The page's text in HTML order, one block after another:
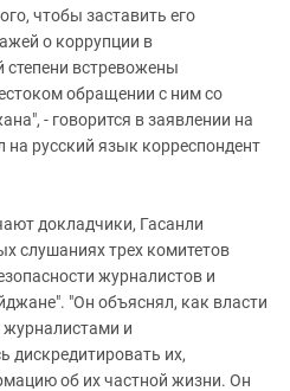
чтобы заставить его
о коррупции в
степени встревожены
обращении с ним со
- говорится в заявлении на
на русский язык корреспондент
докладчики, Гасанли
слушаниях трех комитетов
журналистов и
"Он объяснял, как власти
и
дискредитировать их,
об их частной жизни. Он